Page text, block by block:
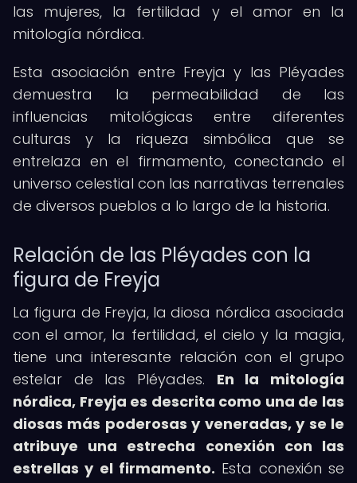
las mujeres, la fertilidad y el amor en la
mitología nórdica.
Esta asociación entre Freyja y las Pléyades
demuestra la permeabilidad de las
influencias mitológicas entre diferentes
culturas y la riqueza simbólica que se
entrelaza en el firmamento, conectando el
universo celestial con las narrativas terrenales
de diversos pueblos a lo largo de la historia.
Relación de las Pléyades con la
figura de Freyja
La figura de Freyja, la diosa nórdica asociada
con el amor, la fertilidad, el cielo y la magia,
tiene una interesante relación con el grupo
estelar de las Pléyades. En la mitología
nórdica, Freyja es descrita como una de las
diosas más poderosas y veneradas, y se le
atribuye una estrecha conexión con las
estrellas y el firmamento. Esta conexión se